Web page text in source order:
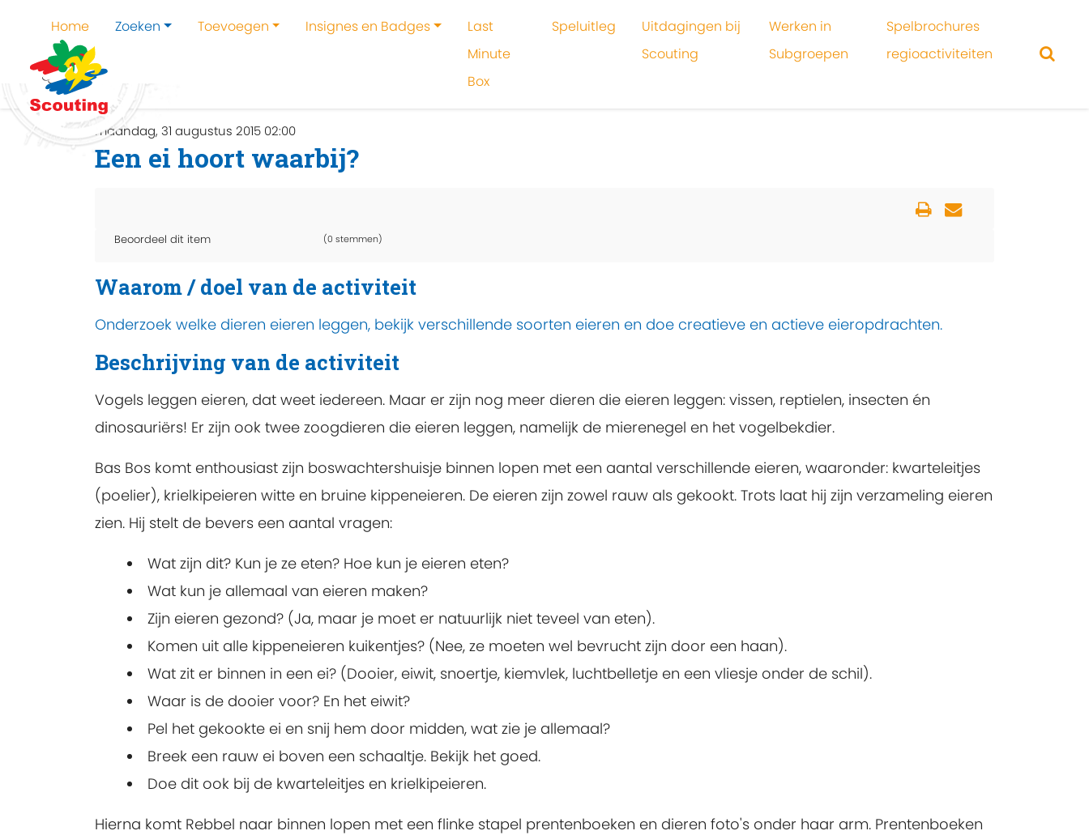
Home Zoeken Toevoegen Insignes en Badges
Last
Minute
Box
Speluitleg
Uitdagingen bij
Scouting
Werken in
Subgroepen
Spelbrochures
regioactiviteiten
Home Een ei hoort waarbij?
maandag, 31 augustus 2015 02:00
Een ei hoort waarbij?
Beoordeel dit item (0 stemmen)
Waarom / doel van de activiteit
Onderzoek welke dieren eieren leggen, bekijk verschillende soorten eieren en doe creatieve en actieve eieropdrachten.
Beschrijving van de activiteit
Vogels leggen eieren, dat weet iedereen. Maar er zijn nog meer dieren die eieren leggen: vissen, reptielen, insecten én
dinosauriërs! Er zijn ook twee zoogdieren die eieren leggen, namelijk de mierenegel en het vogelbekdier.
Bas Bos komt enthousiast zijn boswachtershuisje binnen lopen met een aantal verschillende eieren, waaronder: kwarteleitjes
(poelier), krielkipeieren witte en bruine kippeneieren. De eieren zijn zowel rauw als gekookt. Trots laat hij zijn verzameling eieren
zien. Hij stelt de bevers een aantal vragen:
Wat zijn dit? Kun je ze eten? Hoe kun je eieren eten?
Wat kun je allemaal van eieren maken?
Zijn eieren gezond? (Ja, maar je moet er natuurlijk niet teveel van eten).
Komen uit alle kippeneieren kuikentjes? (Nee, ze moeten wel bevrucht zijn door een haan).
Wat zit er binnen in een ei? (Dooier, eiwit, snoertje, kiemvlek, luchtbelletje en een vliesje onder de schil).
Waar is de dooier voor? En het eiwit?
Pel het gekookte ei en snij hem door midden, wat zie je allemaal?
Breek een rauw ei boven een schaaltje. Bekijk het goed.
Doe dit ook bij de kwarteleitjes en krielkipeieren.
Hierna komt Rebbel naar binnen lopen met een flinke stapel prentenboeken en dieren foto's onder haar arm. Prentenboeken